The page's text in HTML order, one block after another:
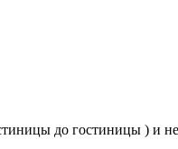
до гостиницы ) и